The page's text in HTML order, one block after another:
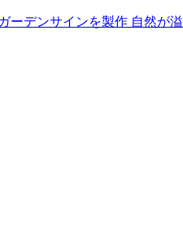
ーデンサインを製作 自然が